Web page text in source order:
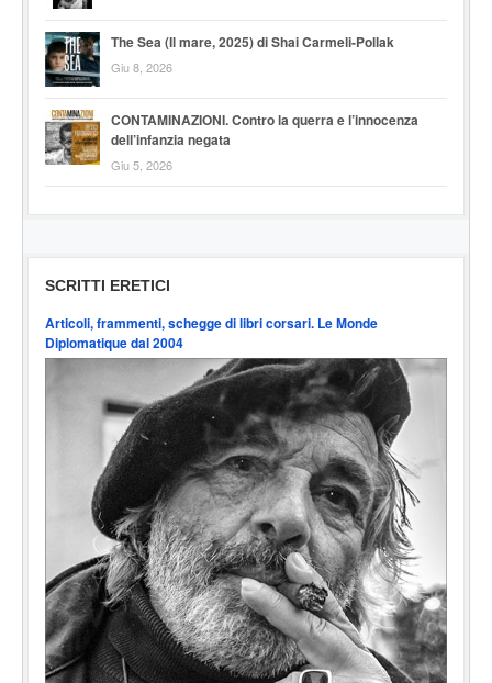
The Sea (Il mare, 2025) di Shai Carmeli-Pollak
Giu 8, 2026
CONTAMINAZIONI. Contro la querra e l’innocenza
dell’infanzia negata
Giu 5, 2026
SCRITTI ERETICI
Articoli, frammenti, schegge di libri corsari. Le Monde
Diplomatique dal 2004